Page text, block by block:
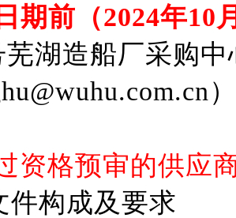
期前 （2024年10
芜湖造船厂采购中
）
资格预审的供应
件构成及要求